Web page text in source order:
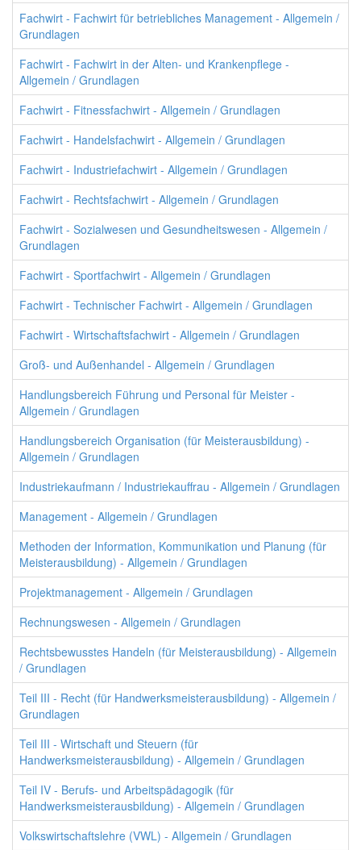
Fachwirt - Fachwirt für betriebliches Management - Allgemein /
Grundlagen
Fachwirt - Fachwirt in der Alten- und Krankenpflege -
Allgemein / Grundlagen
Fachwirt - Fitnessfachwirt - Allgemein / Grundlagen
Fachwirt - Handelsfachwirt - Allgemein / Grundlagen
Fachwirt - Industriefachwirt - Allgemein / Grundlagen
Fachwirt - Rechtsfachwirt - Allgemein / Grundlagen
Fachwirt - Sozialwesen und Gesundheitswesen - Allgemein /
Grundlagen
Fachwirt - Sportfachwirt - Allgemein / Grundlagen
Fachwirt - Technischer Fachwirt - Allgemein / Grundlagen
Fachwirt - Wirtschaftsfachwirt - Allgemein / Grundlagen
Groß- und Außenhandel - Allgemein / Grundlagen
Handlungsbereich Führung und Personal für Meister -
Allgemein / Grundlagen
Handlungsbereich Organisation (für Meisterausbildung) -
Allgemein / Grundlagen
Industriekaufmann / Industriekauffrau - Allgemein / Grundlagen
Management - Allgemein / Grundlagen
Methoden der Information, Kommunikation und Planung (für
Meisterausbildung) - Allgemein / Grundlagen
Projektmanagement - Allgemein / Grundlagen
Rechnungswesen - Allgemein / Grundlagen
Rechtsbewusstes Handeln (für Meisterausbildung) - Allgemein
/ Grundlagen
Teil III - Recht (für Handwerksmeisterausbildung) - Allgemein /
Grundlagen
Teil III - Wirtschaft und Steuern (für
Handwerksmeisterausbildung) - Allgemein / Grundlagen
Teil IV - Berufs- und Arbeitspädagogik (für
Handwerksmeisterausbildung) - Allgemein / Grundlagen
Volkswirtschaftslehre (VWL) - Allgemein / Grundlagen